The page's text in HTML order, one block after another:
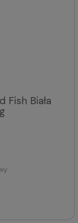
Fish Biała